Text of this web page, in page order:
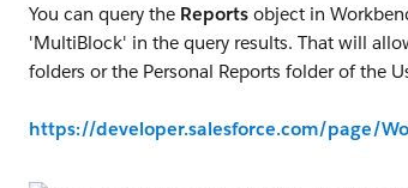
You can query the Reports object in
'MultiBlock' in the query results. That will
folders or the Personal Reports folder of the
https://developer.salesforce.com/page/